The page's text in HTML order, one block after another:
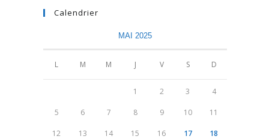
Calendrier
MAI 2025
L M M J V S D
1 2 3 4
5 6 7 8 9 10 11
12 13 14 15 16 17 18